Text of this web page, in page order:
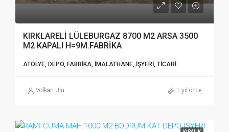
KIRKLARELİ LÜLEBURGAZ 8700 M2 ARSA 3500
M2 KAPALI H=9M.FABRİKA
ATÖLYE, DEPO, FABRIKA, İMALATHANE, İŞYERI, TICARI
Volkan Ulu 1 yıl önce